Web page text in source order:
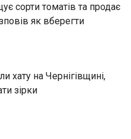
сорти томатів та продає
як вберегти
хату на Чернігівщині,
зірки